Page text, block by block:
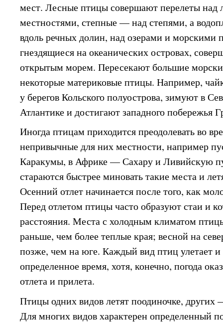
мест. Лесные птицы совершают перелеты над
местностями, степные — над степями, а
вдоль речных долин, над озерами и
гнездящиеся на океанических островах,
открытым морем. Пересекают большие
некоторые материковые птицы. Например,
у берегов Кольского полуострова, зимуют в
Атлантике и достигают западного побережья
Иногда птицам приходится преодолевать во
непривычные для них местности, например
Каракумы, в Африке — Сахару и Ливийскую
стараются быстрее миновать такие места и
Осенний отлет начинается после того, как
Перед отлетом птицы часто образуют стаи и
расстояния. Места с холодным климатом
раньше, чем более теплые края; весной на
позже, чем на юге. Каждый вид птиц улетает и
определенное время, хотя, конечно, погода
отлета и прилета.
Птицы одних видов летят поодиночке,
Для многих видов характерен определенный